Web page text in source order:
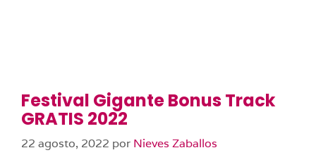
Festival Gigante Bonus Track
GRATIS 2022
22 agosto, 2022 por Nieves Zaballos